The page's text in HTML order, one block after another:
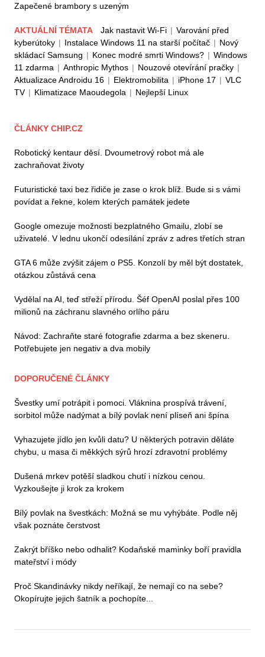
Zapečené brambory s uzeným
AKTUÁLNÍ TÉMATA Jak nastavit Wi-Fi | Varování před
kyberútoky | Instalace Windows 11 na starší počítač | Nový
skládací Samsung | Konec modré smrti Windows? | Windows
11 zdarma | Anthropic Mythos | Nouzové otevírání pračky |
Aktualizace Androidu 16 | Elektromobilita | iPhone 17 | VLC
TV | Klimatizace Maoudegola | Nejlepší Linux
ČLÁNKY CHIP.CZ
Robotický kentaur děsí. Dvoumetrový robot má ale
zachraňovat životy
Futuristické taxi bez řidiče je zase o krok blíž. Bude si s vámi
povídat a řekne, kolem kterých památek jedete
Google omezuje možnosti bezplatného Gmailu, zlobí se
uživatelé. V lednu ukončí odesílání zpráv z adres třetích stran
GTA 6 může zvýšit zájem o PS5. Konzolí by měl být dostatek,
otázkou zůstává cena
Vydělal na AI, teď střeží přírodu. Šéf OpenAI poslal přes 100
milionů na záchranu slavného orlího páru
Návod: Zachraňte staré fotografie zdarma a bez skeneru.
Potřebujete jen negativ a dva mobily
DOPORUČENÉ ČLÁNKY
Švestky umí potrápit i pomoci. Vláknina prospívá trávení,
sorbitol může nadýmat a bílý povlak není plíseň ani špína
Vyhazujete jídlo jen kvůli datu? U některých potravin děláte
chybu, u masa či měkkých sýrů hrozí zdravotní problémy
Dušená mrkev potěší sladkou chutí i nízkou cenou.
Vyzkoušejte ji krok za krokem
Bílý povlak na švestkách: Možná se mu vyhýbáte. Podle něj
však poznáte čerstvost
Zakrýt bříško nebo odhalit? Kodaňské maminky boří pravidla
mateřství i módy
Proč Skandinávky nikdy neříkají, že nemají co na sebe?
Okopírujte jejich šatník a pochopíte...